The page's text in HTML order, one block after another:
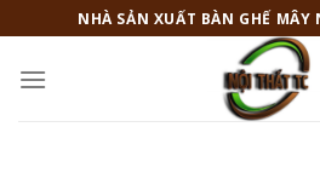
to
content
NHÀ SẢN XUẤT BÀN GHẾ